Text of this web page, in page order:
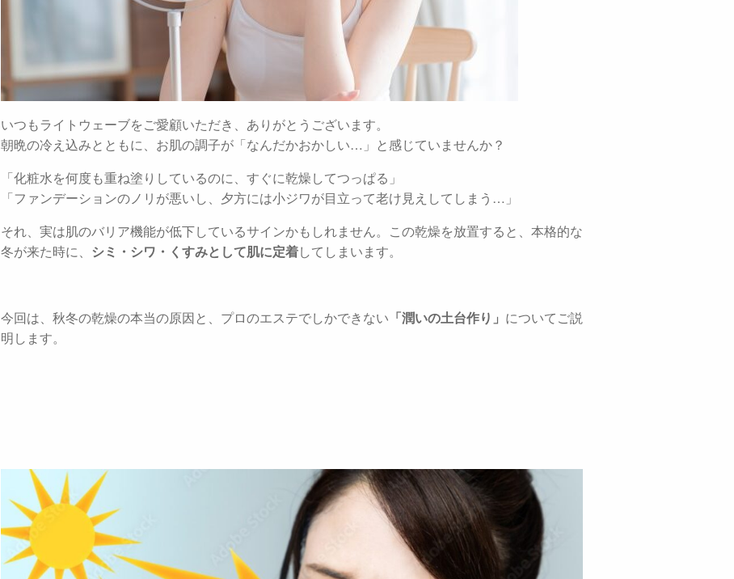
いつもライトウェーブをご愛顧いただき、ありがとうございます。
朝晩の冷え込みとともに、お肌の調子が「なんだかおかしい…」と感じていませんか？
「化粧水を何度も重ね塗りしているのに、すぐに乾燥してつっぱる」
「ファンデーションのノリが悪いし、夕方には小ジワが目立って老け見えしてしまう…」
それ、実は肌のバリア機能が低下しているサインかもしれません。この乾燥を放置すると、本格的な
冬が来た時に、 シミ・シワ・くすみとして肌に定着してしまいます。
今回は、秋冬の乾燥の本当の原因と、プロのエステでしかできない 「潤いの土台作り」 についてご説
明します。